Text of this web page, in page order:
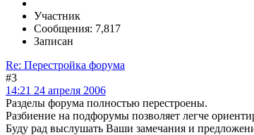
Участник
Сообщения: 7,817
Записан
Re: Перестройка форума
#3
14:21 24 апреля 2006
Разделы форума полностью перестроены.
Разбиение на подфорумы позволяет легче
Буду рад выслушать Ваши замечания и